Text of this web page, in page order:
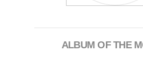
ALBUM OF THE